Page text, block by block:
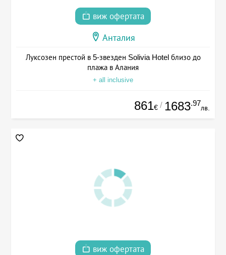
виж офертата
Анталия
Луксозен престой в 5-звезден Solivia Hotel близо до
плажа в Алания
+ all inclusive
861€ / 1683.97
лв.
виж офертата